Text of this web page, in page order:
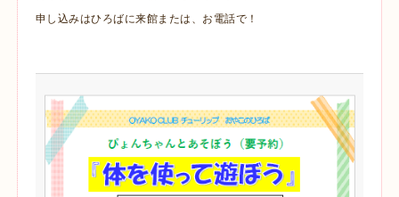
申し込みはひろばに来館または、お電話で！